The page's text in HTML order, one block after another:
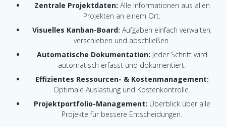
Zentrale Projektdaten: Alle Informationen aus allen
Projekten an einem Ort.
Visuelles Kanban-Board: Aufgaben einfach verwalten,
verschieben und abschließen.
Automatische Dokumentation: Jeder Schritt wird
automatisch erfasst und dokumentiert.
Effizientes Ressourcen- & Kostenmanagement:
Optimale Auslastung und Kostenkontrolle.
Projektportfolio-Management: Überblick über alle
Projekte für bessere Entscheidungen.